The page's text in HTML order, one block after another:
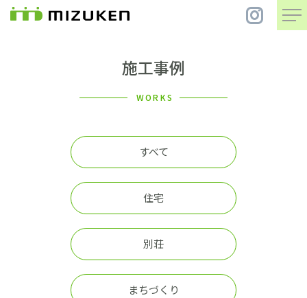
住 宅
まちづくり
コンセプト
会社案内
施工事例
施工事例
WORKS
すべて
住宅
別荘
まちづくり